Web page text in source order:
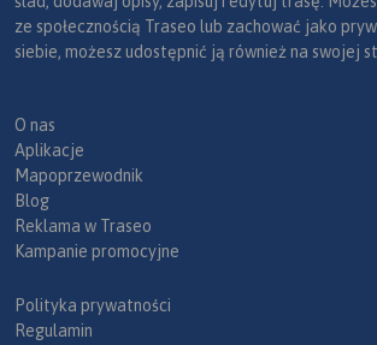
ze społecznością Traseo lub zachować jako
siebie, możesz udostępnić ją również na swojej
O nas
Aplikacje
Mapoprzewodnik
Blog
Reklama w Traseo
Kampanie promocyjne
Polityka prywatności
Regulamin